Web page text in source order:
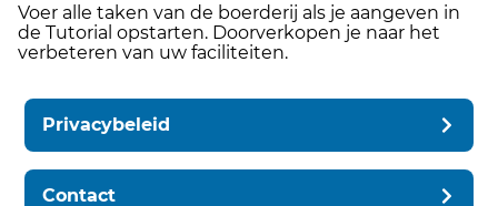
Voer alle taken van de boerderij als je aangeven in
de Tutorial opstarten. Doorverkopen je naar het
verbeteren van uw faciliteiten.
Privacybeleid
Contact